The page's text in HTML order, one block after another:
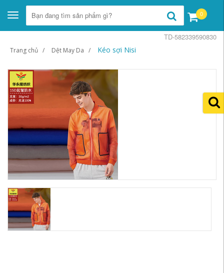
Toggle
navigation
0
Trang chủ Dệt May Da Kéo sợi Nisi
TD-582339590830